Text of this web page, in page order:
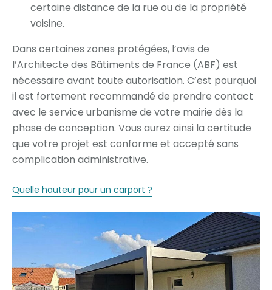
certaine distance de la rue ou de la propriété
voisine.
Dans certaines zones protégées, l’avis de
l’Architecte des Bâtiments de France (ABF) est
nécessaire avant toute autorisation. C’est pourquoi
il est fortement recommandé de prendre contact
avec le service urbanisme de votre mairie dès la
phase de conception. Vous aurez ainsi la certitude
que votre projet est conforme et accepté sans
complication administrative.
Quelle hauteur pour un carport ?